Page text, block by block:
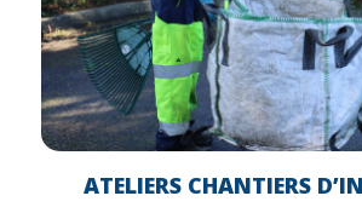
ATELIERS CHANTIERS